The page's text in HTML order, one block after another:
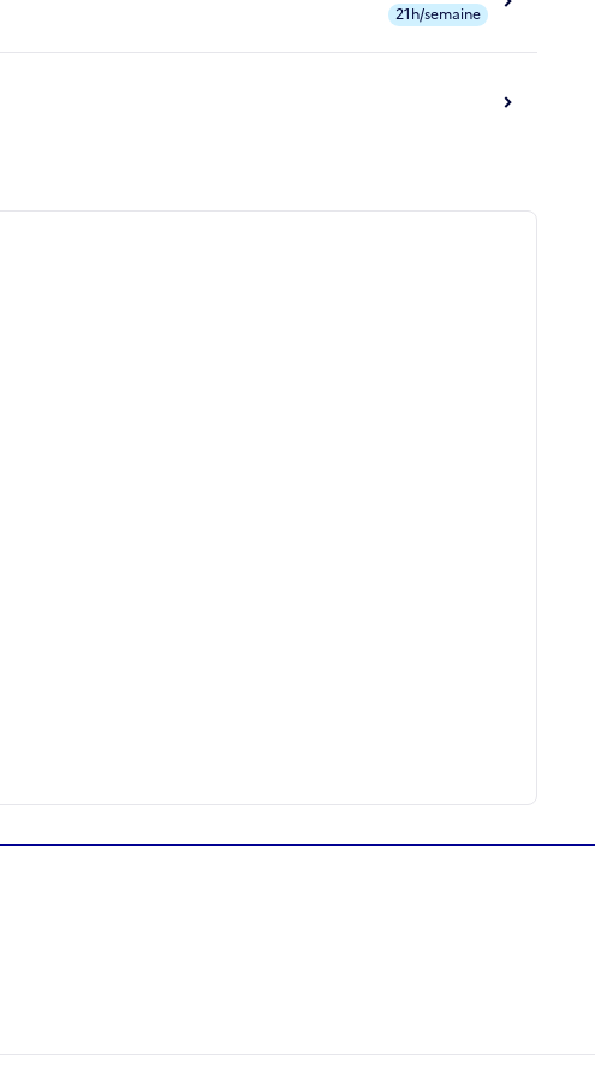
21h/semaine